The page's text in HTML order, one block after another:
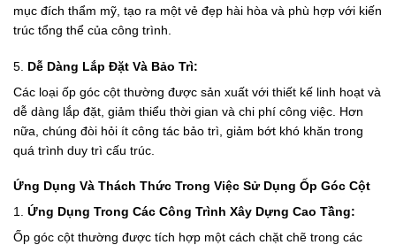
mục đích thẩm mỹ, tạo ra một vẻ đẹp hài hòa và phù hợp với kiến
trúc tổng thể của công trình.
5. Dễ Dàng Lắp Đặt Và Bảo Trì:
Các loại ốp góc cột thường được sản xuất với thiết kế linh hoạt và
dễ dàng lắp đặt, giảm thiểu thời gian và chi phí công việc. Hơn
nữa, chúng đòi hỏi ít công tác bảo trì, giảm bớt khó khăn trong
quá trình duy trì cấu trúc.
Ứng Dụng Và Thách Thức Trong Việc Sử Dụng Ốp Góc Cột
1. Ứng Dụng Trong Các Công Trình Xây Dựng Cao Tầng:
Ốp góc cột thường được tích hợp một cách chặt chẽ trong các